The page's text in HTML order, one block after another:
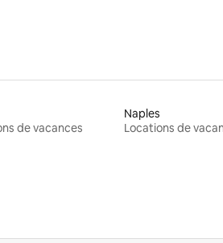
de vacances
Naples
Locations de